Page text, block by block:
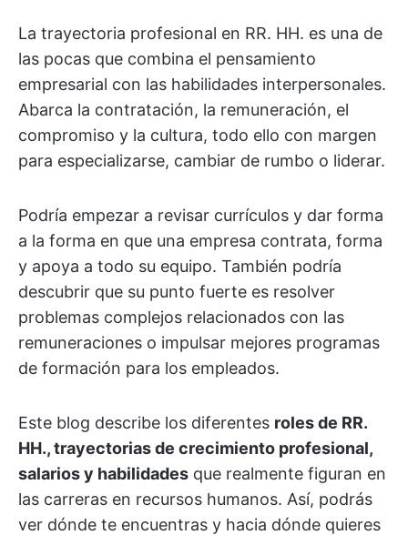
La trayectoria profesional en RR. HH. es una de
las pocas que combina el pensamiento
empresarial con las habilidades interpersonales.
Abarca la contratación, la remuneración, el
compromiso y la cultura, todo ello con margen
para especializarse, cambiar de rumbo o liderar.
Podría empezar a revisar currículos y dar forma
a la forma en que una empresa contrata, forma
y apoya a todo su equipo. También podría
descubrir que su punto fuerte es resolver
problemas complejos relacionados con las
remuneraciones o impulsar mejores programas
de formación para los empleados.
Este blog describe los diferentes roles de RR.
HH., trayectorias de crecimiento profesional,
salarios y habilidades que realmente figuran en
las carreras en recursos humanos. Así, podrás
ver dónde te encuentras y hacia dónde quieres